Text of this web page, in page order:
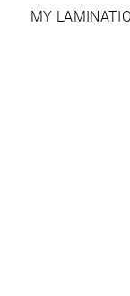
MY